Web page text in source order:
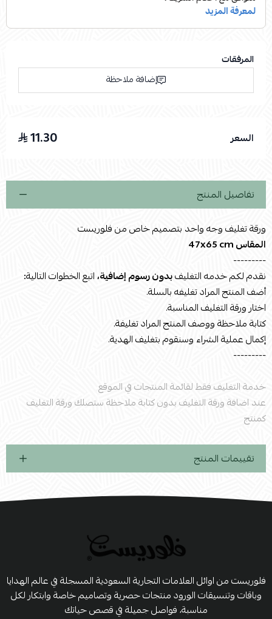
المرفقات
إضافة ملاحظة
السعر 11.30
تفاصيل المنتج
ورقة تغليف وجه واحد بتصميم خاص من فلوريست
المقاس 47x65 cm
---------
نقدم لكم خدمه التغليفبدون رسوم إضافية،اتبع الخطوات التالية:
أضف المنتج المراد تغليفه بالسلة.
اختار ورقة التغليف المناسبة.
كتابة ملاحظة ووصف المنتج المراد تغليفة.
إكمال عملية الشراء وسنقوم بتغليف الهدية.
---------
خدمة التغليف فقط لقائمة المنتجات في الموقع
عند اضافة ورقة التغليف بدون كتابة ملاحظة ستصلك ورقة التغليف
كمنتج
تقييمات المنتج
فلوريست من اوائل العلامات التجارية السعودية المسجلة في عالم الهدايا
وباقات وتنسيقات الورود منتجات حصرية وتصاميم خاصة وابتكار لكل
مناسبة، فواصل جميلة في قصص حياتك